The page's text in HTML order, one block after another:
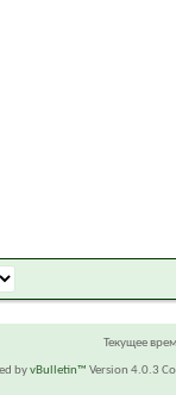
Текущее
byvBulletin™ Version 4.0.3